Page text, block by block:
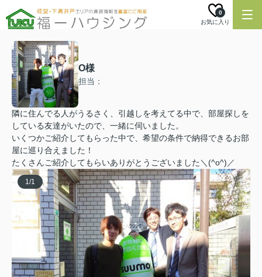
お気に入り
0
O様
担当：
隣に住んでる人がうるさく、引越しを考えてる中で、部屋探しを
している友達がいたので、一緒に伺いました。
いくつかご紹介してもらった中で、希望の条件で納得できるお部
屋に巡り合えました！
たくさんご紹介してもらいありがとうございました＼(^o^)／
1/1